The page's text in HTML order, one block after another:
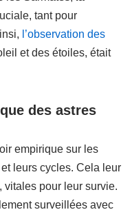
tant pour
l’observation des
et des étoiles, était
des astres
empirique sur les
leurs cycles. Cela leur
, vitales pour leur survie.
surveillées avec